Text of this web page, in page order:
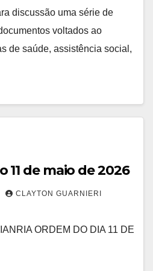
discussão uma série de
voltados ao
de saúde, assistência social,
11 de maio de 2026
CLAYTON GUARNIERI
ORDEM DO DIA 11 DE